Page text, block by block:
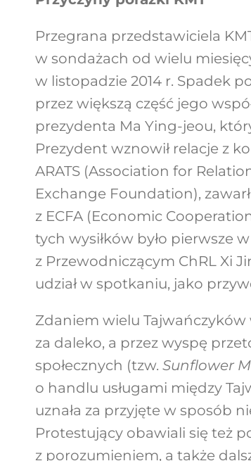
Przegrana przedstawiciela
w sondażach od wielu
w listopadzie 2014 r. Spadek
przez większą część jego
prezydenta Ma Ying-jeou,
Prezydent wznowił relacje z
ARATS (Association for
Exchange Foundation),
z ECFA (Economic
tych wysiłków było pierwsze
z Przewodniczącym ChRL Xi
udział w spotkaniu, jako
Zdaniem wielu
za daleko, a przez wyspę
społecznych (tzw. Sunflower
o handlu usługami między
uznała za przyjęte w sposób
Protestujący obawiali się też
z porozumieniem, a także